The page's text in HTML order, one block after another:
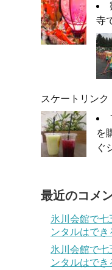
寺
スケートリンク
を
ぐ
最近のコメ
氷川会館で七
ンタルはでき
氷川会館で七
ンタルはでき